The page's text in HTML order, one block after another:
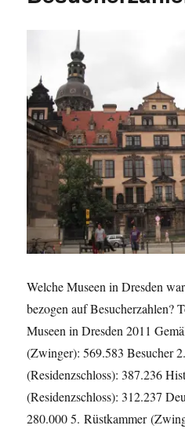
Welche Museen in Dresden
bezogen auf Besucherzahlen?
Museen in Dresden 2011
(Zwinger): 569.583 Besucher
(Residenzschloss): 387.236
(Residenzschloss): 312.237
280.000 5. Rüstkammer